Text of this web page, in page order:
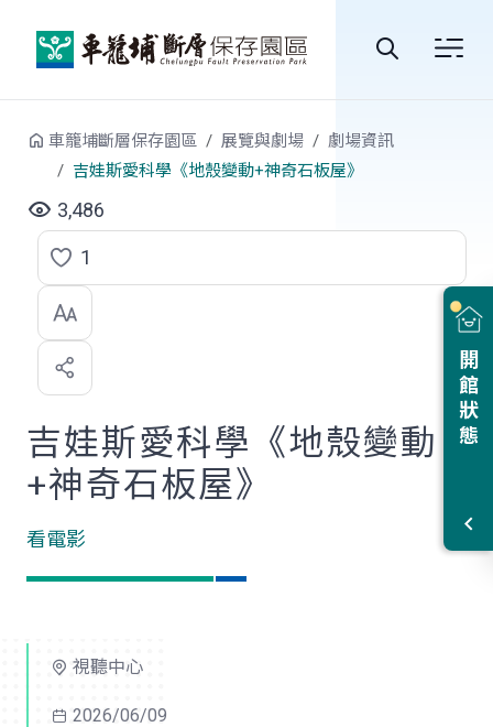
站
開館狀態
車籠埔斷層保存園區 展覽與劇場
劇場資訊
吉娃斯愛科學《地殼變動+神奇石板屋》
3,486
點
選
喜
歡
1
吉娃斯愛科學《地殼變動
+神奇石板屋》
看電影
視聽中心
2026/06/09